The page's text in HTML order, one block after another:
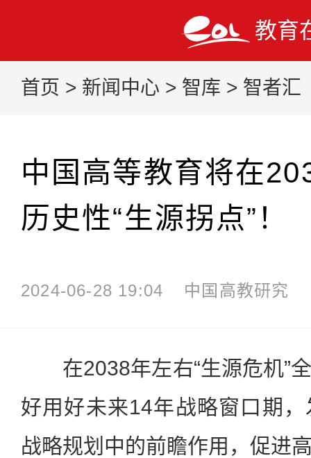
教育
首页 > 新闻中心 > 智库 > 智者汇
中国高等教育将在
历史性“生源拐点”！
2024-06-28 19:04 中国高教研究
在2038年左右“生源危机”
好用好未来14年战略窗口期
战略规划中的前瞻作用，促进